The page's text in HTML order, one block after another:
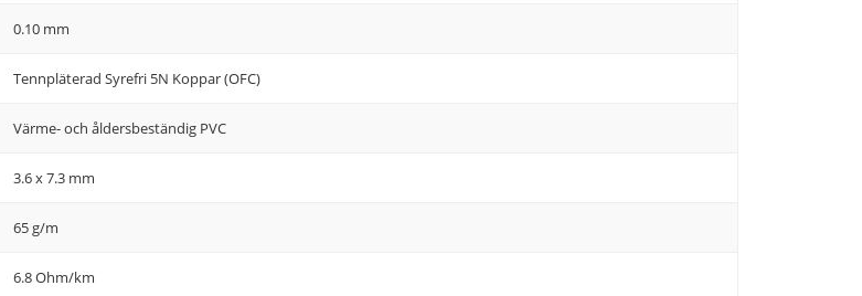
0.10 mm
Tennpläterad Syrefri 5N Koppar (OFC)
Värme- och åldersbeständig PVC
3.6 x 7.3 mm
65 g/m
6.8 Ohm/km